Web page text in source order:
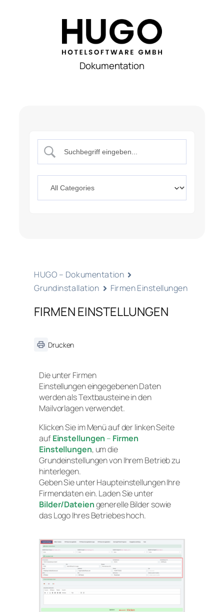
Dokumentation
HUGO – Dokumentation
Grundinstallation
Firmen Einstellungen
FIRMEN EINSTELLUNGEN
Drucken
Die unter Firmen
Einstellungeneingegebenen Daten
werden als Textbausteine in den
Mailvorlagen verwendet.
Klicken Sie im Menü auf der linken Seite
aufEinstellungen – Firmen
Einstellungen, um die
Grundeinstellungen von Ihrem Betrieb zu
hinterlegen.
Geben Sie unter Haupteinstellungen Ihre
Firmendaten ein. Laden Sie unter
Bilder/Dateiengenerelle Bilder sowie
das Logo Ihres Betriebes hoch.